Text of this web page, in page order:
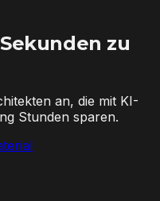
zu
an, die mit KI-
Stunden sparen.